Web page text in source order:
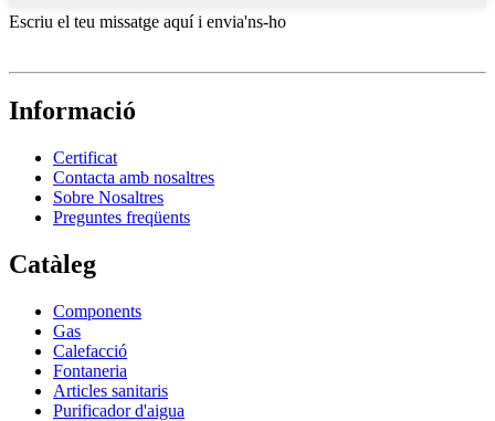
Escriu el teu missatge aquí i envia'ns-ho
Informació
Certificat
Contacta amb nosaltres
Sobre Nosaltres
Preguntes freqüents
Catàleg
Components
Gas
Calefacció
Fontaneria
Articles sanitaris
Purificador d'aigua